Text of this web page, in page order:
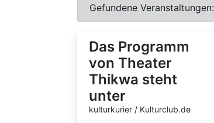
Gefundene Veranstaltungen:
Das Programm
von Theater
Thikwa steht
unter
kulturkurier / Kulturclub.de